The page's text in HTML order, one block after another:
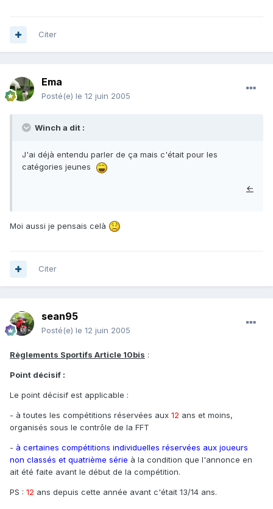
Citer
Ema
Posté(e) le 12 juin 2005
Winch a dit :
J'ai déjà entendu parler de ça mais c'était pour les
catégories jeunes
←
Moi aussi je pensais celà
Citer
sean95
Posté(e) le 12 juin 2005
Règlements Sportifs Article 10bis :
Point décisif :
Le point décisif est applicable :
- à toutes les compétitions réservées aux 12 ans et moins,
organisés sous le contrôle de la FFT
- à certaines compétitions individuelles réservées aux joueurs
non classés et quatrième série à la condition que l'annonce en
ait été faite avant le début de la compétition.
PS : 12 ans depuis cette année avant c'était 13/14 ans.